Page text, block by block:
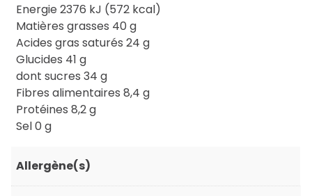
Energie 2376 kJ (572 kcal)
Matières grasses 40 g
Acides gras saturés 24 g
Glucides 41 g
dont sucres 34 g
Fibres alimentaires 8,4 g
Protéines 8,2 g
Sel 0 g
Allergène(s)